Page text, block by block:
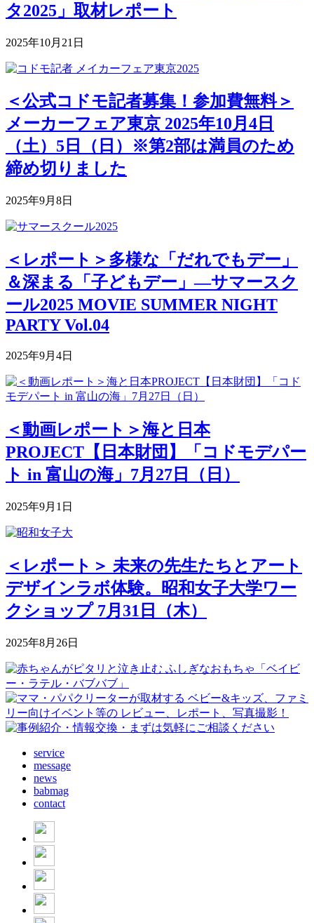
タ2025」取材レポート
2025年10月21日
＜公式コドモ記者募集！参加費無料＞
メーカーフェア東京 2025年10月4日
（土）5日（日）※第2部は満員のため
締め切りました
2025年9月8日
＜レポート＞多様な「だれでもデー」
＆深まる「子どもデー」―サマースク
ール2025 MOVIE SUMMER NIGHT
PARTY Vol.04
2025年9月4日
＜動画レポート＞海と日本
PROJECT【日本財団】「コドモデパー
ト in 富山の海」7月27日（日）
2025年9月1日
＜レポート＞ 未来の先生たちとアート
デザインラボ体験。昭和女子大学ワー
クショップ 7月31日（木）
2025年8月26日
service
message
news
babmag
contact